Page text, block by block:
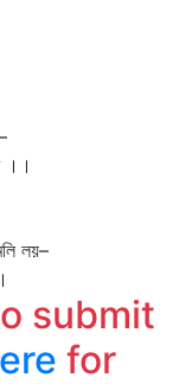
।।
লয়–
submit
for